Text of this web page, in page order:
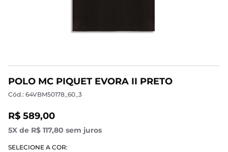
POLO MC PIQUET EVORA II PRETO
Cód.: 64VBM50178_60_3
R$ 589,00
5X de R$ 117,80 sem juros
SELECIONE A COR: